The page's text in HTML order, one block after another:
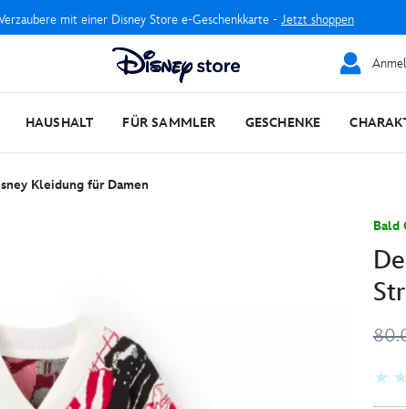
mit einer Disney Store e-Geschenkkarte - Jetzt shoppen
HAUSHALT FÜR SAMMLER GESCHENKE
Kleidung für Damen
Bald